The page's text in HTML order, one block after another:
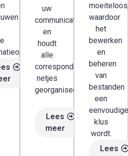
uw
communicatie
en
houdt
alle
correspondentie
netjes
georganiseerd.
Lees
meer
waardoor
het
bewerken
en
beheren
van
bestanden
een
eenvoudige
klus
wordt.
Lees